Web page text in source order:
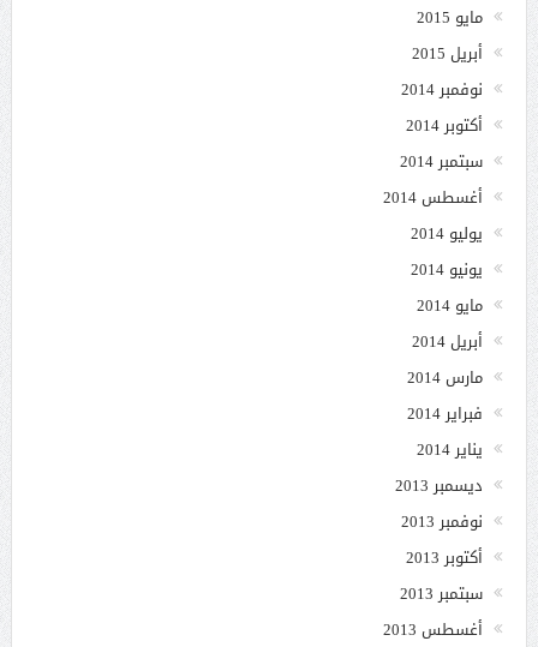
مايو 2015
أبريل 2015
نوفمبر 2014
أكتوبر 2014
سبتمبر 2014
أغسطس 2014
يوليو 2014
يونيو 2014
مايو 2014
أبريل 2014
مارس 2014
فبراير 2014
يناير 2014
ديسمبر 2013
نوفمبر 2013
أكتوبر 2013
سبتمبر 2013
أغسطس 2013